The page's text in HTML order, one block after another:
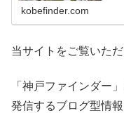
kobefinder.com
当サイトをご覧いた
「神戸ファインダー
発信するブログ型情